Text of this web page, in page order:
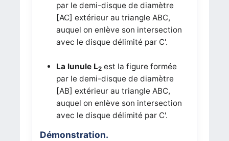
par le demi-disque de diamètre
[AC] extérieur au triangle ABC,
auquel on enlève son intersection
avec le disque délimité par C'.
La lunule L2est la figure formée
par le demi-disque de diamètre
[AB] extérieur au triangle ABC,
auquel on enlève son intersection
avec le disque délimité par C'.
Démonstration.